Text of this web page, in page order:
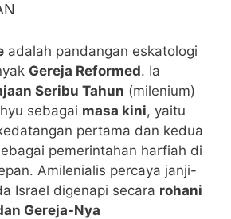
adalah pandangan eskatologi
Gereja Reformed. Ia
Seribu Tahun (milenium)
sebagai masa kini, yaitu
pertama dan kedua
pemerintahan harfiah di
Amilenialis percaya janji-
Israel digenapi secara rohani
Gereja-Nya